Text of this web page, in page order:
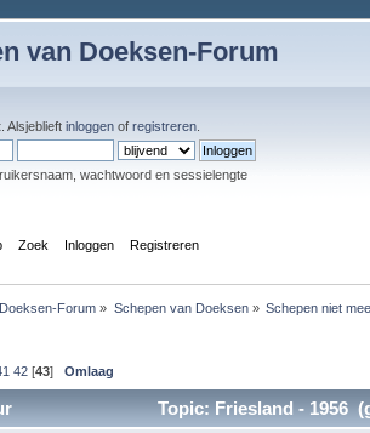
van Doeksen-Forum
. Alsjeblieft inloggen of registreren
wachtwoord en sessielengte
Zoek Inloggen Registreren
Forum » Schepen van Doeksen» Schepen niet
42 [43]Omlaag
Topic: Friesland - 1956